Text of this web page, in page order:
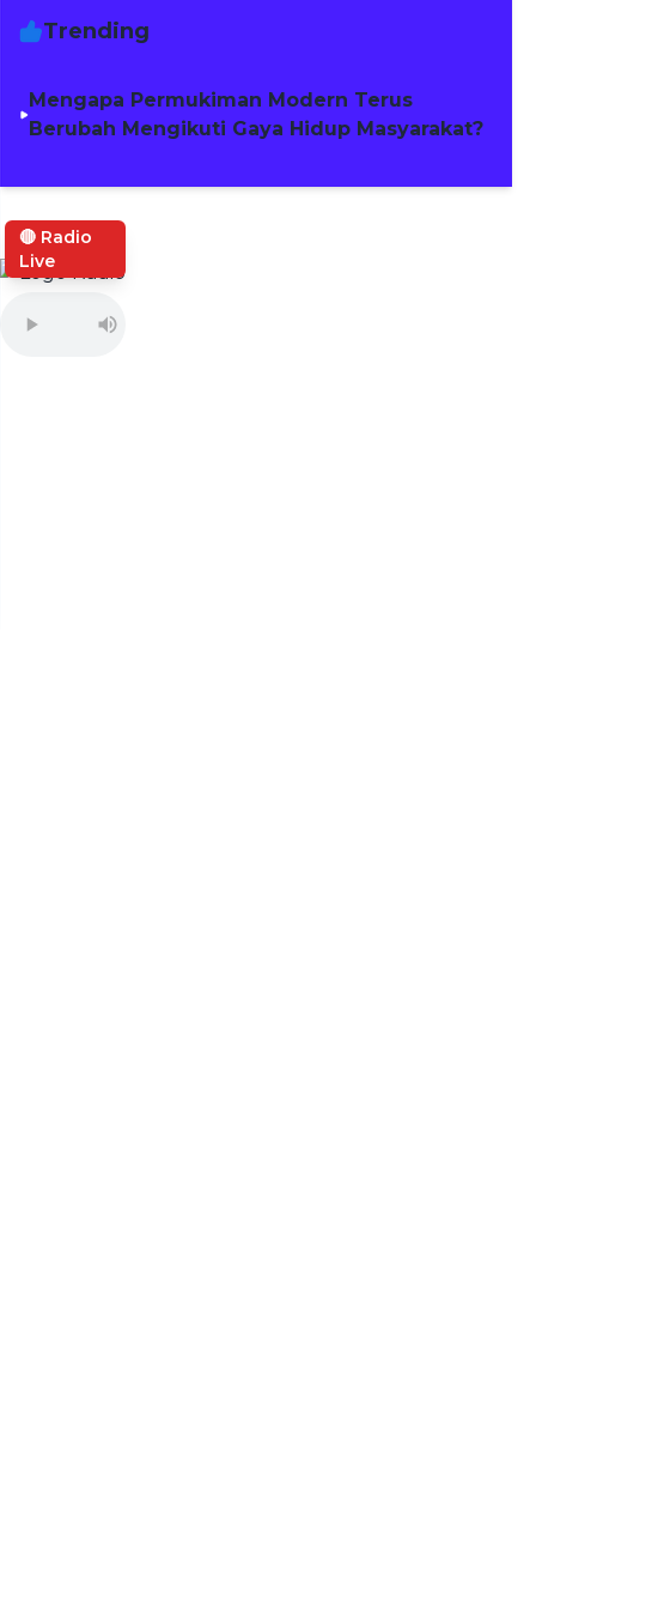
Trending
Mengapa Permukiman Modern Terus
Berubah Mengikuti Gaya Hidup Masyarakat?
🔴 Radio
Live